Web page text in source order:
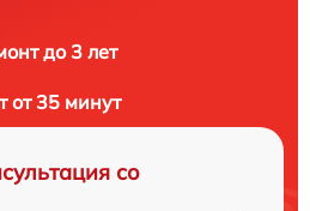
до 3 лет
от 35 минут
со